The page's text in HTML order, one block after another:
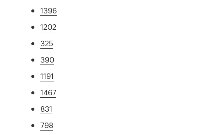
1396
1202
325
390
1191
1467
831
798